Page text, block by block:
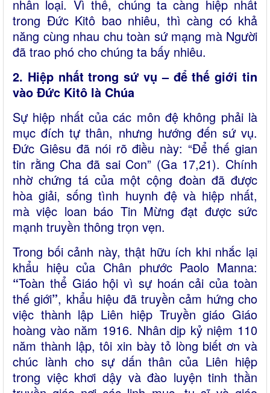
nhân loại. Vì thế, chúng ta càng hiệp nhất
trong Đức Kitô bao nhiêu, thì càng có khả
năng cùng nhau chu toàn sứ mạng mà Người
đã trao phó cho chúng ta bấy nhiêu.
2. Hiệp nhất trong sứ vụ – để thế giới tin
vào Đức Kitô là Chúa
Sự hiệp nhất của các môn đệ không phải là
mục đích tự thân, nhưng hướng đến sứ vụ.
Đức Giêsu đã nói rõ điều này: “Để thế gian
tin rằng Cha đã sai Con” (Ga 17,21). Chính
nhờ chứng tá của một cộng đoàn đã được
hòa giải, sống tình huynh đệ và hiệp nhất,
mà việc loan báo Tin Mừng đạt được sức
mạnh truyền thông trọn vẹn.
Trong bối cảnh này, thật hữu ích khi nhắc lại
khẩu hiệu của Chân phước Paolo Manna:
“Toàn thể Giáo hội vì sự hoán cải của toàn
thế giới”, khẩu hiệu đã truyền cảm hứng cho
việc thành lập Liên hiệp Truyền giáo Giáo
hoàng vào năm 1916. Nhân dịp kỷ niệm 110
năm thành lập, tôi xin bày tỏ lòng biết ơn và
chúc lành cho sự dấn thân của Liên hiệp
trong việc khơi dậy và đào luyện tinh thần